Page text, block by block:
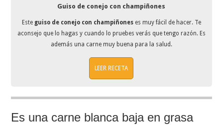
Guiso de conejo con champiñones
Este guiso de conejo con champiñoneses muy fácil de hacer. Te
aconsejo que lo hagas y cuando lo pruebes verás que tengo razón. Es
además una carne muy buena para la salud.
LEER RECETA
Es una carne blanca baja en grasa